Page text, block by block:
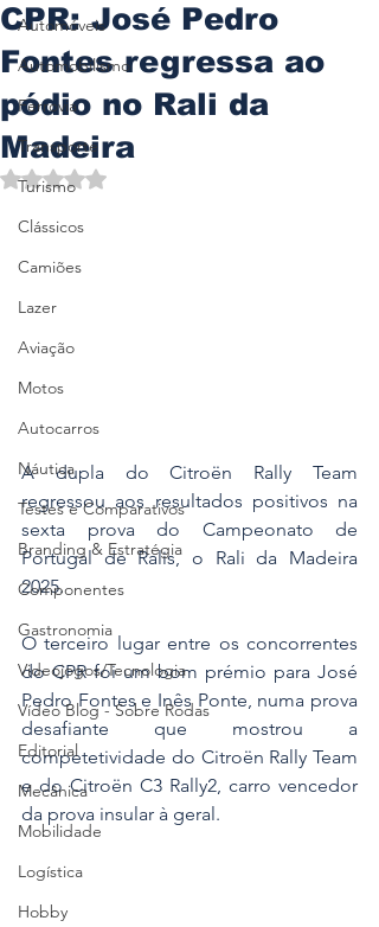
Automóveis
Automobilismo
Ferrovia
Transporte
Turismo
Clássicos
Camiões
Lazer
Aviação
Motos
Autocarros
Náutica
Testes e Comparativos
Branding & Estratégia
Componentes
Gastronomia
Videojogos/Tecnologia
Vídeo Blog - Sobre Rodas
Editorial
Mecânica
Mobilidade
Logística
Hobby
CPR: José Pedro
Fontes regressa ao
pódio no Rali da
Madeira
Avaliado com NaN de 5 estrelas.
A dupla do Citroën Rally Team
regressou aos resultados positivos na
sexta prova do Campeonato de
Portugal de Ralis, o Rali da Madeira
2025.
O terceiro lugar entre os concorrentes
do CPR foi um bom prémio para José
Pedro Fontes e Inês Ponte, numa prova
desafiante que mostrou a
competetividade do Citroën Rally Team
e do Citroën C3 Rally2, carro vencedor
da prova insular à geral.